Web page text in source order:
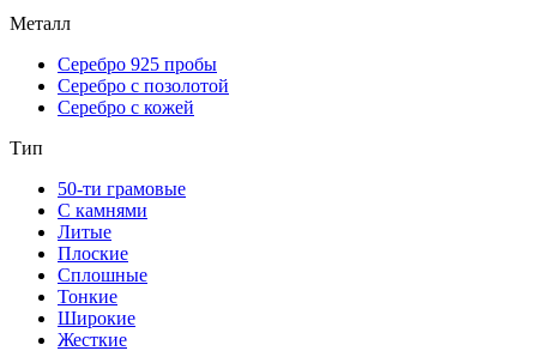
Металл
Серебро 925 пробы
Серебро с позолотой
Серебро с кожей
Тип
50-ти грамовые
С камнями
Литые
Плоские
Сплошные
Тонкие
Широкие
Жесткие